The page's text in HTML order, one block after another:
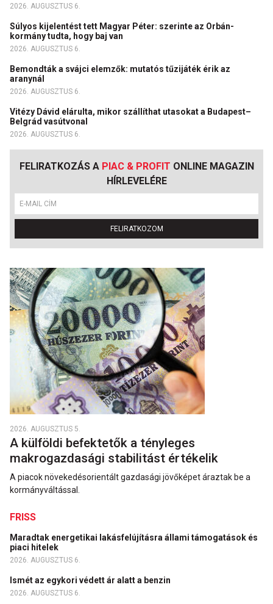
2026. AUGUSZTUS 6.
Súlyos kijelentést tett Magyar Péter: szerinte az Orbán-
kormány tudta, hogy baj van
2026. AUGUSZTUS 6.
Bemondták a svájci elemzők: mutatós tűzijáték érik az
aranynál
2026. AUGUSZTUS 6.
Vitézy Dávid elárulta, mikor szállíthat utasokat a Budapest–
Belgrád vasútvonal
2026. AUGUSZTUS 6.
FELIRATKOZÁS A PIAC & PROFIT ONLINE MAGAZIN
HÍRLEVELÉRE
FELIRATKOZOM
2026. AUGUSZTUS 5.
A külföldi befektetők a tényleges
makrogazdasági stabilitást értékelik
A piacok növekedésorientált gazdasági jövőképet áraztak be a
kormányváltással.
FRISS
Maradtak energetikai lakásfelújításra állami támogatások és
piaci hitelek
2026. AUGUSZTUS 6.
Ismét az egykori védett ár alatt a benzin
2026. AUGUSZTUS 6.